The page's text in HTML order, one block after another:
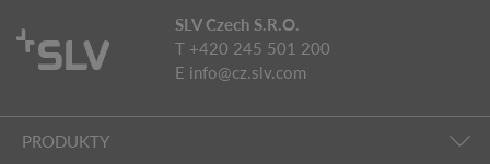
SLV Czech S.R.O.
T +420 245 501 200
E info@cz.slv.com
PRODUKTY